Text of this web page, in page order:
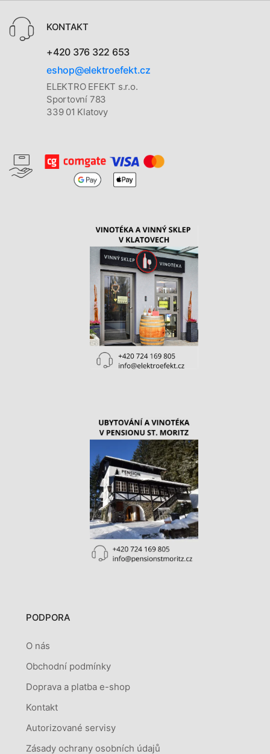
KONTAKT
+420 376 322 653
eshop@elektroefekt.cz
ELEKTRO EFEKT s.r.o.
Sportovní 783
339 01 Klatovy
PODPORA
O nás
Obchodní podmínky
Doprava a platba e-shop
Kontakt
Autorizované servisy
Zásady ochrany osobních údajů